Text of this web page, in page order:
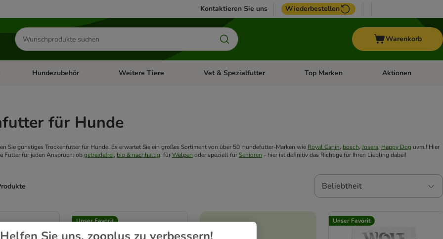
Kontaktieren Sie uns Wiederbestellen
Produkte
suchen
Warenkorb
Katzenzubehör
Kategorie-Menü öffnen: Hundefutter
Hundezubehör Kategorie-Menü öffnen: Hundezubehör
Weitere Tiere Kategorie-Menü öffnen: Weitere Tiere
Vet & Spezialfutter Kategorie-Menü öffnen: Vet & Spezialfutter
Top Marken Kategorie-Menü
Aktionen
für Hunde
Sie günstiges Trockenfutter für Hunde. Es erwartet Sie ein großes Sortiment von über 50 Hundefutter-Marken wie Royal Canin, bosch, Josera, Happy Dog uvm.! Hier
Futter für jeden Anspruch: obgetreidefrei, bio & nachhaltig, fürWelpen oder speziell für Senioren - hier ist definitiv das Richtige für Ihren Liebling dabei!
Beliebtheit
Unser Favorit Unser Favorit